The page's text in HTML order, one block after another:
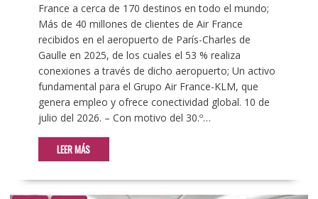
France a cerca de 170 destinos en todo el mundo;
Más de 40 millones de clientes de Air France
recibidos en el aeropuerto de París-Charles de
Gaulle en 2025, de los cuales el 53 % realiza
conexiones a través de dicho aeropuerto; Un activo
fundamental para el Grupo Air France-KLM, que
genera empleo y ofrece conectividad global. 10 de
julio del 2026. – Con motivo del 30.º…
LEER MÁS